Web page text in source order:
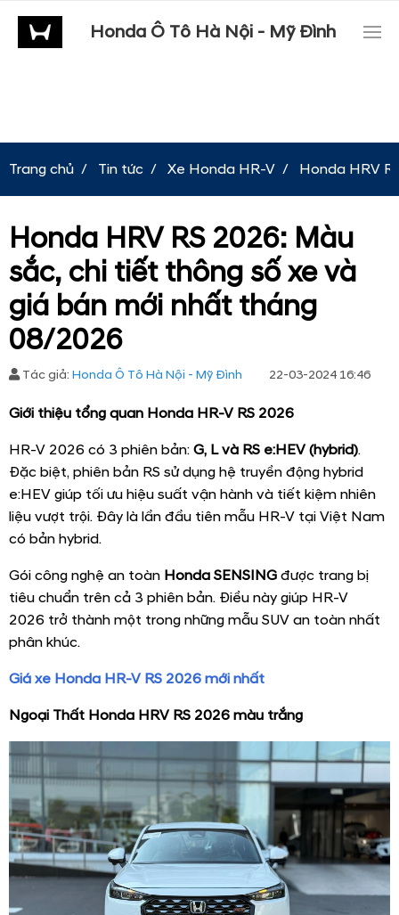
Honda Ô Tô Hà Nội - Mỹ Đình
Trang chủ Tin tức Xe Honda HR-V Honda HRV
Honda HRV RS 2026: Màu
sắc, chi tiết thông số xe và
giá bán mới nhất tháng
08/2026
Tác giả: Honda Ô Tô Hà Nội - Mỹ Đình 22-03-2024 16:46
Giới thiệu tổng quan Honda HR-V RS 2026
HR-V 2026 có 3 phiên bản: G, L và RS e:HEV (hybrid).
Đặc biệt, phiên bản RS sử dụng hệ truyền động hybrid
e:HEV giúp tối ưu hiệu suất vận hành và tiết kiệm nhiên
liệu vượt trội. Đây là lần đầu tiên mẫu HR-V tại Việt Nam
có bản hybrid.
Gói công nghệ an toàn Honda SENSING được trang bị
tiêu chuẩn trên cả 3 phiên bản. Điều này giúp HR-V
2026 trở thành một trong những mẫu SUV an toàn nhất
phân khúc.
Giá xe Honda HR-V RS 2026 mới nhất
Ngoại Thất Honda HRV RS 2026 màu trắng